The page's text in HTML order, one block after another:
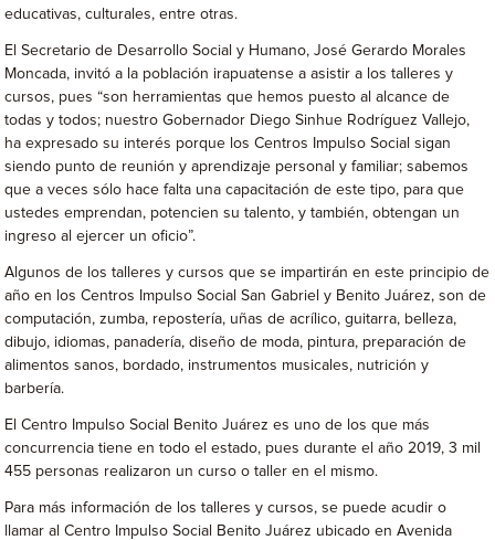
educativas, culturales, entre otras.
El Secretario de Desarrollo Social y Humano, José Gerardo Morales
Moncada, invitó a la población irapuatense a asistir a los talleres y
cursos, pues “son herramientas que hemos puesto al alcance de
todas y todos; nuestro Gobernador Diego Sinhue Rodríguez Vallejo,
ha expresado su interés porque los Centros Impulso Social sigan
siendo punto de reunión y aprendizaje personal y familiar; sabemos
que a veces sólo hace falta una capacitación de este tipo, para que
ustedes emprendan, potencien su talento, y también, obtengan un
ingreso al ejercer un oficio”.
Algunos de los talleres y cursos que se impartirán en este principio de
año en los Centros Impulso Social San Gabriel y Benito Juárez, son de
computación, zumba, repostería, uñas de acrílico, guitarra, belleza,
dibujo, idiomas, panadería, diseño de moda, pintura, preparación de
alimentos sanos, bordado, instrumentos musicales, nutrición y
barbería.
El Centro Impulso Social Benito Juárez es uno de los que más
concurrencia tiene en todo el estado, pues durante el año 2019, 3 mil
455 personas realizaron un curso o taller en el mismo.
Para más información de los talleres y cursos, se puede acudir o
llamar al Centro Impulso Social Benito Juárez ubicado en Avenida